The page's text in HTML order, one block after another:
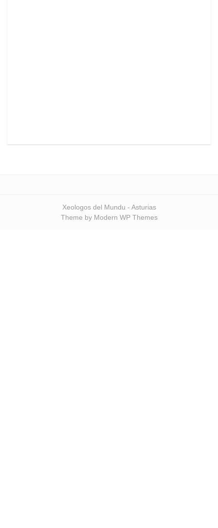
Xeologos del Mundu - Asturias
Theme by Modern WP Themes